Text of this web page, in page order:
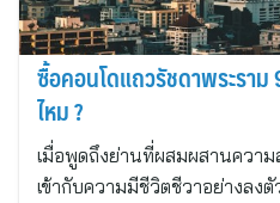
ซื้อคอนโดแถวรัชดาพระรา
ไหม ?
เมื่อพูดถึงย่านที่ผสมผสานควา
เข้ากับความมีชีวิตชีวาอย่างลง